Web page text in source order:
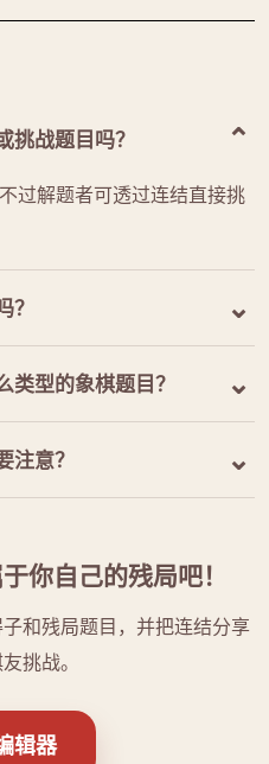
挑战题目吗？
过解题者可透过连结直接挑
？
类型的象棋题目？
注意？
你自己的残局吧！
和残局题目，并把连结分享
挑战。
辑器